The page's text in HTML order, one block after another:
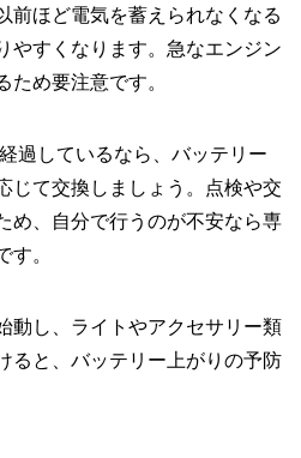
前ほど電気を蓄えられなくなる
やすくなります。急なエンジン
め要注意です。
過しているなら、バッテリー
じて交換しましょう。点検や交
め、自分で行うのが不安なら専
。
動し、ライトやアクセサリー類
ると、バッテリー上がりの予防